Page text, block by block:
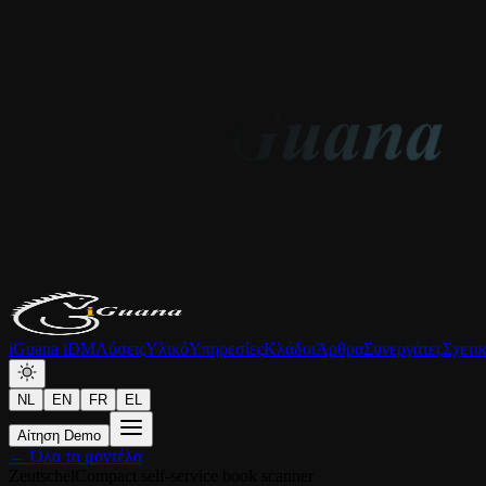
iGuana iDMΛύσειςΥλικόΥπηρεσίεςΚλάδοιΆρθραΣυνεργάτες
NL EN FR EL
Αίτηση Demo
← Όλα τα μοντέλα